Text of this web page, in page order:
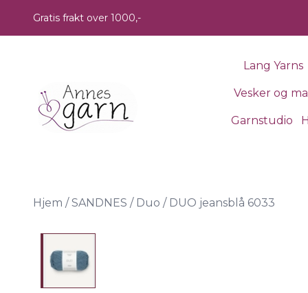
Gratis frakt over 1000,-
Lang Yarns
Vesker og
Garnstudio
Hjem / SANDNES / Duo / DUO jeansblå 6033